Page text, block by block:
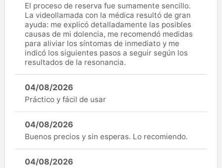
El proceso de reserva fue sumamente sencillo.
La videollamada con la médica resultó de gran
ayuda: me explicó detalladamente las posibles
causas de mi dolencia, me recomendó medidas
para aliviar los síntomas de inmediato y me
indicó los siguientes pasos a seguir según los
resultados de la resonancia.
04/08/2026
Práctico y fácil de usar
04/08/2026
Buenos precios y sin esperas. Lo recomiendo.
04/08/2026